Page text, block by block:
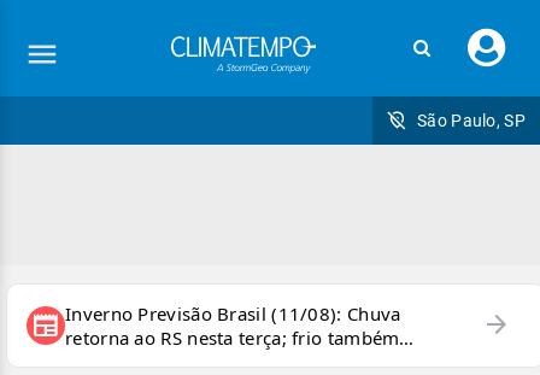
seu
São Paulo, SP
newspaper Inverno Previsão Brasil (11/08): Chuva
retorna ao RS nesta terça; frio também
persiste e há chance de geada
arrow_forward